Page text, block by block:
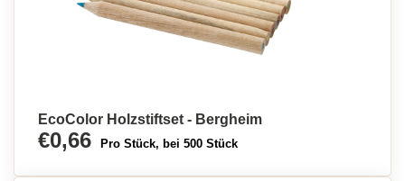
EcoColor Holzstiftset - Bergheim
€0,66 Pro Stück, bei 500 Stück